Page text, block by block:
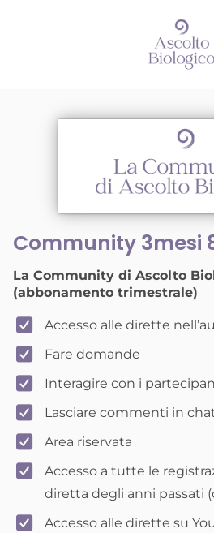
Community 3mesi
La Community di Ascolto
(abbonamento trimestrale)
Accesso alle dirette
Fare domande
Interagire con i
Lasciare commenti in
Area riservata
Accesso a tutte le
diretta degli anni passati
Accesso alle dirette su